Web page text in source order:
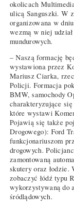
okolicach
ulicą Sanguszki. W
organizowana w
wezmą w niej
mundurowych.
– Naszą formację
wystawiona przez
Mariusz Ciarka,
Policji. Formacja
BMW, samochody
charakteryzujące
które wystawi
Pojawią się także
Drogowego): Ford
funkcjonariuszom
drogowych.
zamontowaną
skutery oraz łodzie.
zobaczyć łódź typu
wykorzystywaną do
śródlądowych.